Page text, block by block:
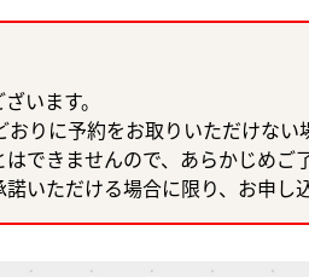
います。
りに予約をお取りいただけない
できませんので、あらかじめご
いただける場合に限り、お申し